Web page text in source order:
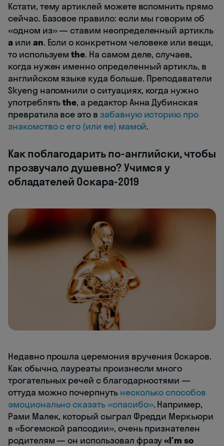
Кстати, тему артиклей можете вспомнить прямо
сейчас. Базовое правило: если мы говорим об
«одном из» — ставим неопределенный артикль
a или an. Если о конкретном человеке или вещи,
то используемthe. На самом деле, случаев,
когда нужен именно определенный артикль, в
английском языке куда больше. Преподаватели
Skyeng напомнили о ситуациях, когда нужно
употреблятьthe, а редактор Анна Дубинская
превратила все это в забавную историю про
знакомство с его (или ее) мамой.
Как поблагодарить по-английски, чтобы
прозвучало душевно? Учимся у
обладателей Оскара-2019
Недавно прошла церемония вручения Оскаров.
Как обычно, лауреаты произнесли много
трогательных речей с благодарностями —
оттуда можно почерпнуть несколько способов
эмоционально сказать «спасибо». Например,
Рами Малек, который сыграл Фредди Меркьюри
в «Богемской рапсодии», очень признателен
родителям — он использовал фразу«I'm so